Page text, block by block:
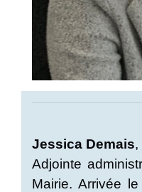
Jessica Demais,
Adjointe
Mairie. Arrivée